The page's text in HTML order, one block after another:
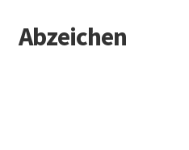
Zur
Navigation
Zum
Inhalt
Abzeichen